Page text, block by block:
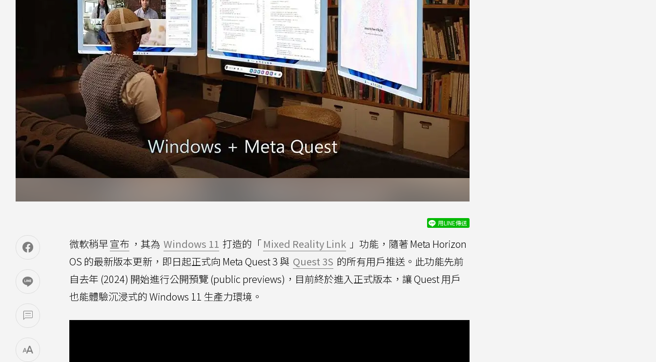
用LINE傳送
微軟稍早宣布 ，其為 Windows 11 打造的「Mixed Reality Link 」功能，隨著 Meta Horizon
OS 的最新版本更新，即日起正式向 Meta Quest 3 與 Quest 3S 的所有用戶推送。此功能先前
自去年 (2024) 開始進行公開預覽 (public previews)，目前終於進入正式版本，讓 Quest 用戶
也能體驗沉浸式的 Windows 11 生產力環境。